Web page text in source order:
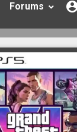
Forums